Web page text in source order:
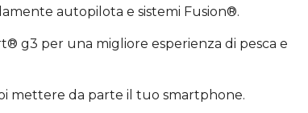
autopilota e sistemi Fusion®.
g3 per una migliore esperienza di pesca e
mettere da parte il tuo smartphone.